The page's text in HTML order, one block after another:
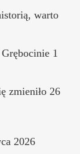
warto
1
zmieniło 26
2026